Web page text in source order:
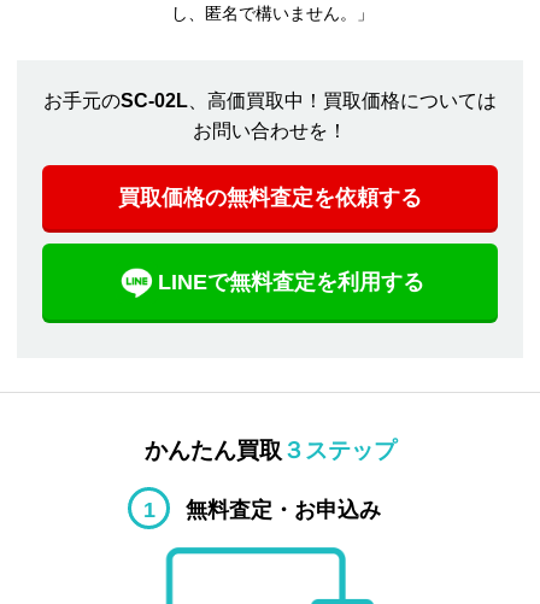
し、匿名で構いません。」
お手元のSC-02L 、高価買取中！買取価格については
お問い合わせを！
買取価格の無料査定を依頼する
LINEで無料査定を利用する
かんたん買取 ３ステップ
1 無料査定・お申込み